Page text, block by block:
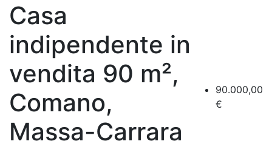
Casa
indipendente in
vendita 90 m²,
Comano,
Massa-Carrara
90.000,00
€